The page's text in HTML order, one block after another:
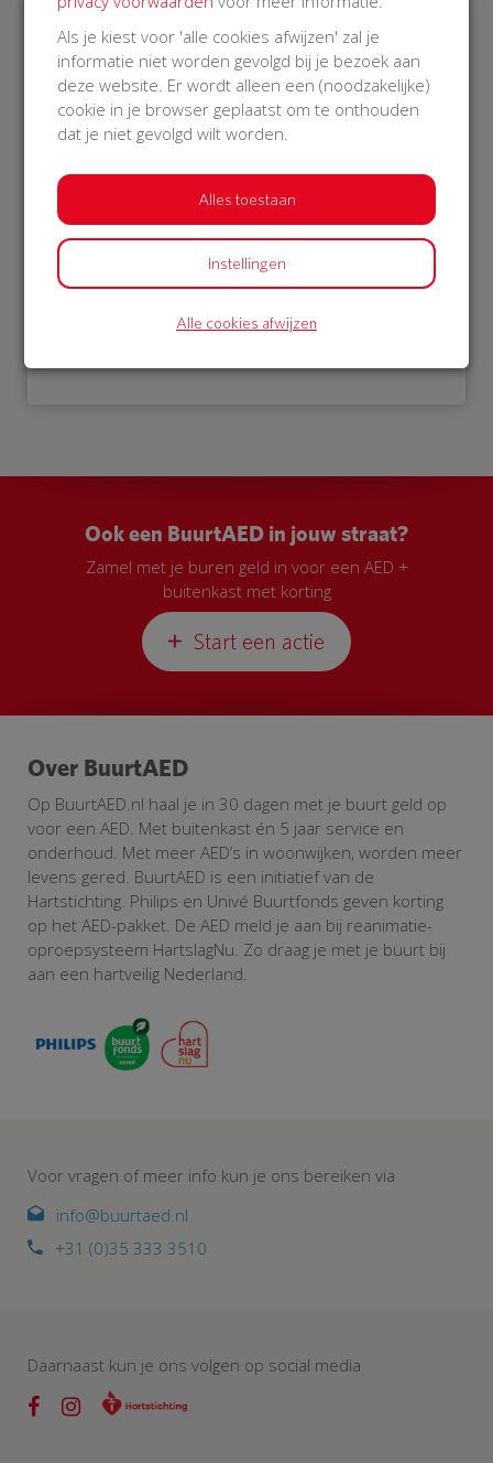
€ 1.052
Philips
22 Oct 2018
Bekijk alle donateurs
Ook een BuurtAED in jouw straat?
Zamel met je buren geld in voor een AED +
buitenkast met korting
Start een actie
Over BuurtAED
Op BuurtAED.nl haal je in 30 dagen met je buurt geld op
voor een AED. Met buitenkast én 5 jaar service en
onderhoud. Met meer AED’s in woonwijken, worden meer
levens gered. BuurtAED is een initiatief van de
Hartstichting. Philips en Univé Buurtfonds geven korting
op het AED-pakket. De AED meld je aan bij reanimatie-
oproepsysteem HartslagNu. Zo draag je met je buurt bij
aan een hartveilig Nederland.
Voor vragen of meer info kun je ons bereiken via
info@buurtaed.nl
+31 (0)35 333 3510
Daarnaast kun je ons volgen op social media
Als je kiest voor 'alle cookies afwijzen' zal je
informatie niet worden gevolgd bij je bezoek aan
deze website. Er wordt alleen een (noodzakelijke)
cookie in je browser geplaatst om te onthouden
dat je niet gevolgd wilt worden.
Alles toestaan
Instellingen
Alle cookies afwijzen